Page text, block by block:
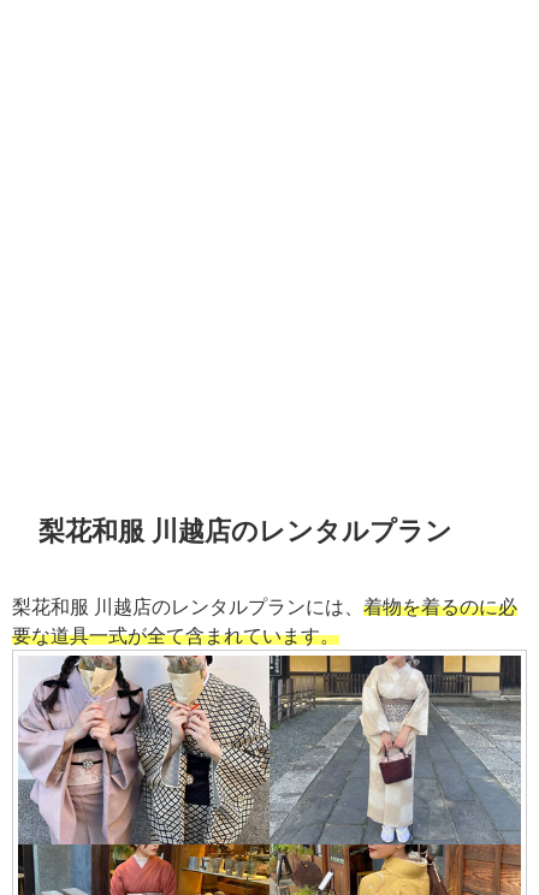
梨花和服 川越店のレンタルプラン
梨花和服 川越店のレンタルプランには、 着物を着るのに必
要な道具一式が全て含まれています。